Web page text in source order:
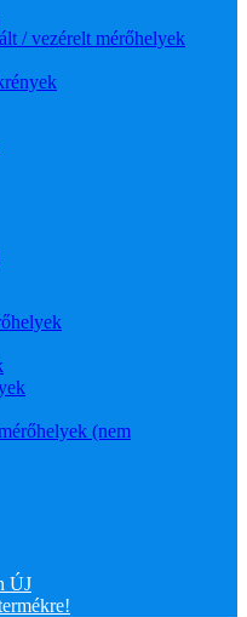
/ vezérelt mérőhelyek
(nem
ÚJ